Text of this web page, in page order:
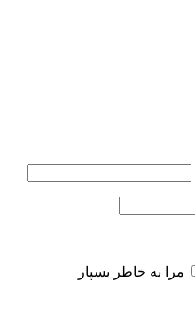
مرا به خاطر بسپار